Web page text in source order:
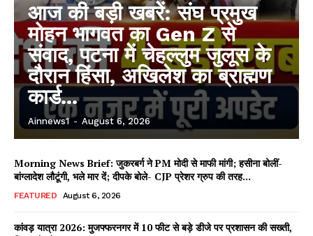
आज की बड़ी खबरें: संघ प्रमुख
मोहन भागवत का Gen Z से
संवाद, पटना में चेहल्लुम जुलूस के
दौरान हिंसा, अखिलेश का ब्राह्मण
कार्ड...
Ainnews1 - August 6, 2026
Morning News Brief: जुकरबर्ग ने PM मोदी से माफी मांगी; हसीना बोलीं-
बांग्लादेश लौटूंगी, भले मार दें; दीपके बोले- CJP प्रेशर ग्रुप की तरह...
FEATURED August 6, 2026
कांवड़ यात्रा 2026: मुजफ्फरनगर में 10 फीट से बड़े डीजे पर प्रशासन की सख्ती,